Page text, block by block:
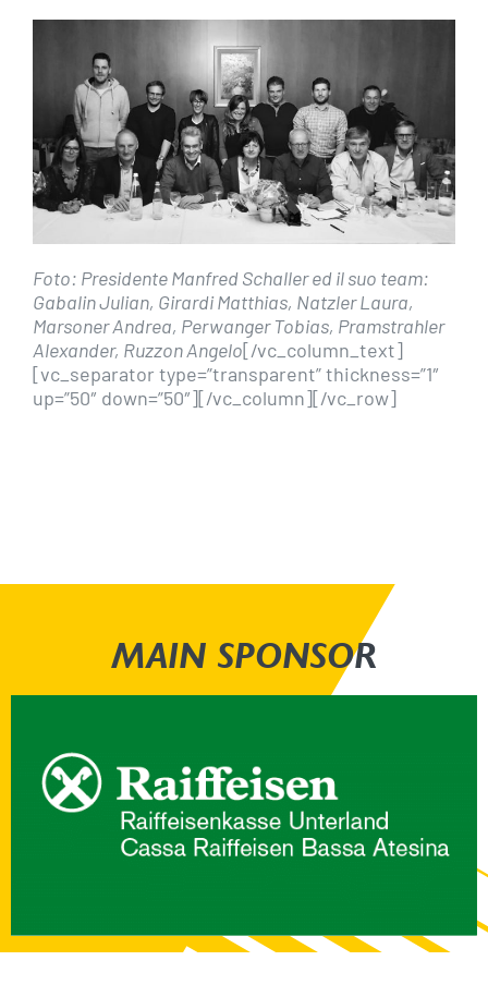
Foto: Presidente Manfred Schaller ed il suo team:
Gabalin Julian, Girardi Matthias, Natzler Laura,
Marsoner Andrea, Perwanger Tobias, Pramstrahler
Alexander, Ruzzon Angelo[/vc_column_text]
[vc_separator type=”transparent” thickness=”1″
up=”50″ down=”50″][/vc_column][/vc_row]
MAIN SPONSOR